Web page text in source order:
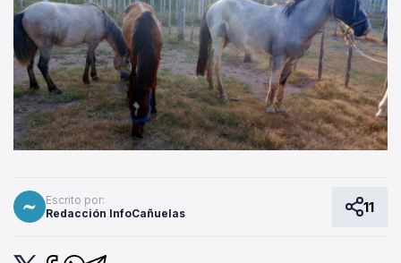
Escrito por:
Redacción InfoCañuelas
11